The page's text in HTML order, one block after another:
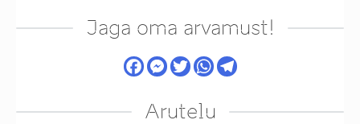
Jaga oma arvamust!
Arutelu